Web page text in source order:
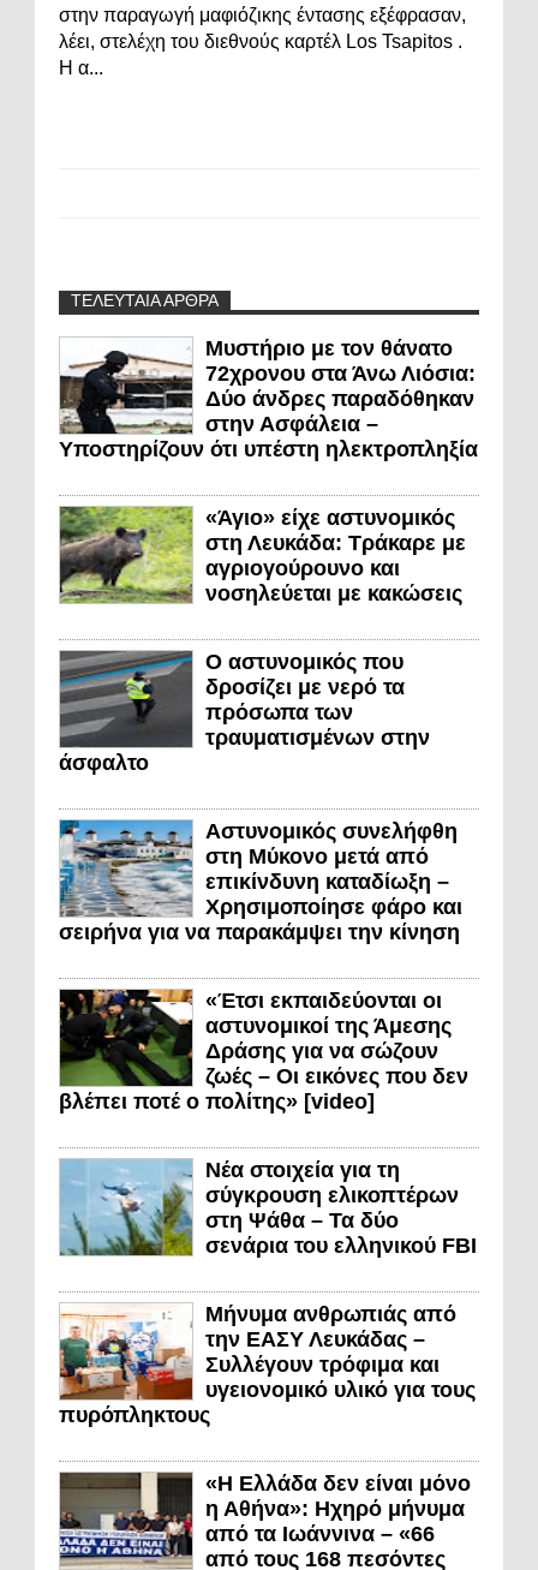
στην παραγωγή μαφιόζικης έντασης εξέφρασαν,
λέει, στελέχη του διεθνούς καρτέλ Los Tsapitos .
Η α...
ΤΕΛΕΥΤΑΙΑ ΑΡΘΡΑ
Μυστήριο με τον θάνατο
72χρονου στα Άνω Λιόσια:
Δύο άνδρες παραδόθηκαν
στην Ασφάλεια –
Υποστηρίζουν ότι υπέστη ηλεκτροπληξία
«Άγιο» είχε αστυνομικός
στη Λευκάδα: Τράκαρε με
αγριογούρουνο και
νοσηλεύεται με κακώσεις
Ο αστυνομικός που
δροσίζει με νερό τα
πρόσωπα των
τραυματισμένων στην
άσφαλτο
Αστυνομικός συνελήφθη
στη Μύκονο μετά από
επικίνδυνη καταδίωξη –
Χρησιμοποίησε φάρο και
σειρήνα για να παρακάμψει την κίνηση
«Έτσι εκπαιδεύονται οι
αστυνομικοί της Άμεσης
Δράσης για να σώζουν
ζωές – Οι εικόνες που δεν
βλέπει ποτέ ο πολίτης» [video]
Νέα στοιχεία για τη
σύγκρουση ελικοπτέρων
στη Ψάθα – Τα δύο
σενάρια του ελληνικού FBI
Μήνυμα ανθρωπιάς από
την ΕΑΣΥ Λευκάδας –
Συλλέγουν τρόφιμα και
υγειονομικό υλικό για τους
πυρόπληκτους
«Η Ελλάδα δεν είναι μόνο
η Αθήνα»: Ηχηρό μήνυμα
από τα Ιωάννινα – «66
από τους 168 πεσόντες